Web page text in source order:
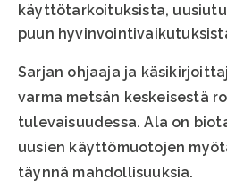
käyttötarkoituksista,
puun
Sarjan ohjaaja ja
varma metsän keskeisestä
tulevaisuudessa. Ala on
uusien käyttömuotojen
täynnä mahdollisuuksia.